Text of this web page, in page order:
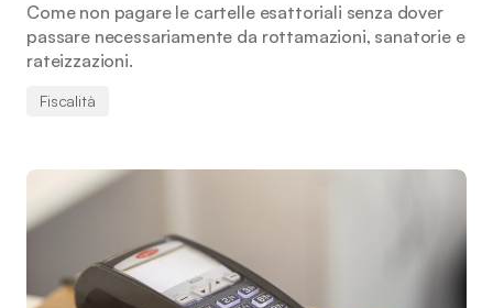
Come non pagare le cartelle esattoriali senza dover
passare necessariamente da rottamazioni, sanatorie e
rateizzazioni.
Fiscalità